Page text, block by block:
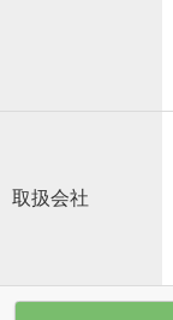
取扱会社